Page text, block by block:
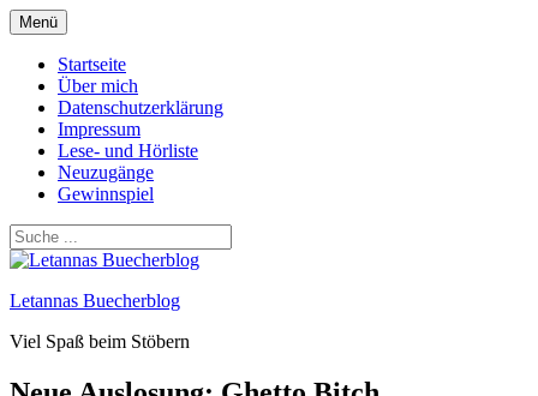
Zum
Inhalt
springen
Menü
Startseite
Über mich
Datenschutzerklärung
Impressum
Lese- und Hörliste
Neuzugänge
Gewinnspiel
Letannas Buecherblog
Viel Spaß beim Stöbern